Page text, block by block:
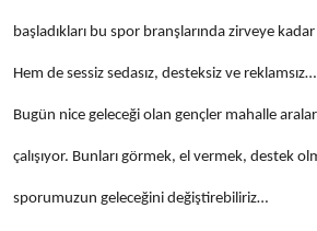
başladıkları bu spor branşlarında zirveye kadar
Hem de sessiz sedasız, desteksiz ve reklamsız…
Bugün nice geleceği olan gençler mahalle
çalışıyor. Bunları görmek, el vermek, destek
sporumuzun geleceğini değiştirebiliriz…